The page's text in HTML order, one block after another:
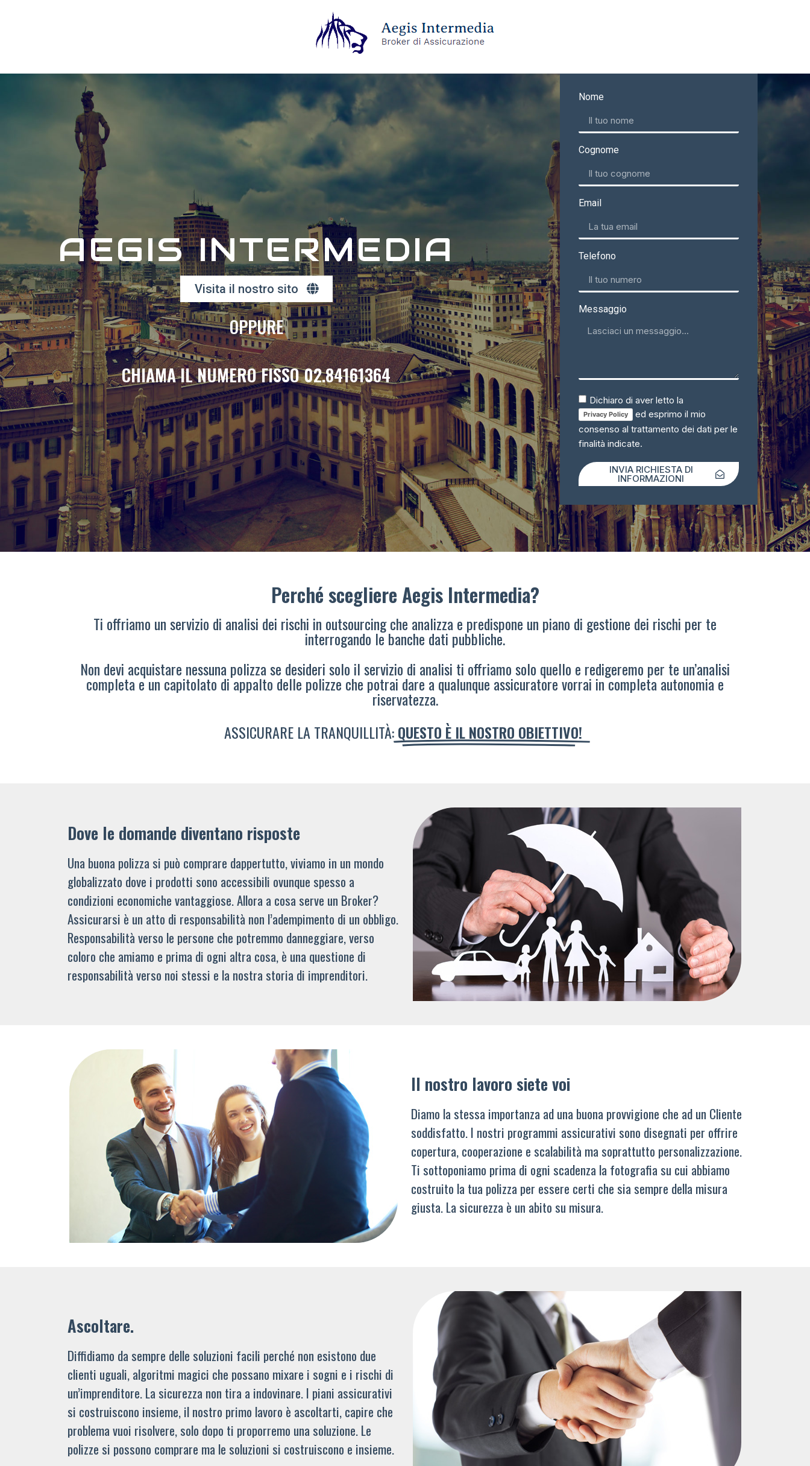
AEGIS INTERMEDIA
Visita il nostro sito
OPPURE
CHIAMA IL NUMERO FISSO 02.84161364
Nome
Cognome
Email
Telefono
Messaggio
Dichiaro di aver letto la
Privacy Policy
ed esprimo il mio
consenso al trattamento dei dati per le
finalità indicate.
INVIA RICHIESTA DI
INFORMAZIONI
Perché scegliere Aegis Intermedia?
Ti offriamo un servizio di analisi dei rischi in outsourcing che analizza e predispone un piano di gestione dei rischi per te
interrogando le banche dati pubbliche.
Non devi acquistare nessuna polizza se desideri solo il servizio di analisi ti offriamo solo quello e redigeremo per te un’analisi
completa e un capitolato di appalto delle polizze che potrai dare a qualunque assicuratore vorrai in completa autonomia e
riservatezza.
ASSICURARE LA TRANQUILLITÀ:QUESTO È IL NOSTRO OBIETTIVO!
Dove le domande diventano risposte
Una buona polizza si può comprare dappertutto, viviamo in un mondo
globalizzato dove i prodotti sono accessibili ovunque spesso a
condizioni economiche vantaggiose. Allora a cosa serve un Broker?
Assicurarsi è un atto di responsabilità non l’adempimento di un obbligo.
Responsabilità verso le persone che potremmo danneggiare, verso
coloro che amiamo e prima di ogni altra cosa, è una questione di
responsabilità verso noi stessi e la nostra storia di imprenditori.
Il nostro lavoro siete voi
Diamo la stessa importanza ad una buona provvigione che ad un Cliente
soddisfatto. I nostri programmi assicurativi sono disegnati per offrire
copertura, cooperazione e scalabilità ma soprattutto personalizzazione.
Ti sottoponiamo prima di ogni scadenza la fotografia su cui abbiamo
costruito la tua polizza per essere certi che sia sempre della misura
giusta. La sicurezza è un abito su misura.
Ascoltare.
Diffidiamo da sempre delle soluzioni facili perché non esistono due
clienti uguali, algoritmi magici che possano mixare i sogni e i rischi di
un’imprenditore. La sicurezza non tira a indovinare. I piani assicurativi
si costruiscono insieme, il nostro primo lavoro è ascoltarti, capire che
problema vuoi risolvere, solo dopo ti proporremo una soluzione. Le
polizze si possono comprare ma le soluzioni si costruiscono e insieme.